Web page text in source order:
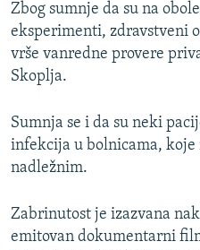
SVE KARTE DEJTONA
NASTANAK I RASPAD JUGOSLAVIJE
Zbog sumnje da su na
eksperimenti, zdravstveni
vrše vanredne provere
Skoplja.
Sumnja se i da su neki
infekcija u bolnicama,
nadležnim.
Zabrinutost je izazvana
emitovan dokumentarni